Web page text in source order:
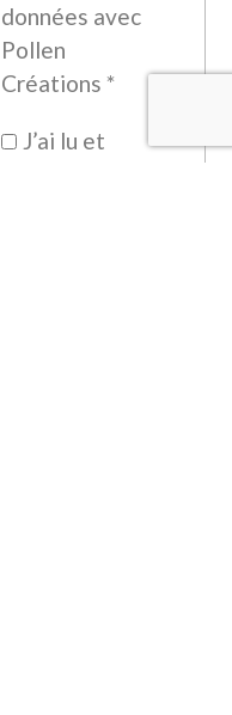
données avec
Pollen
Créations *
J’ai lu et